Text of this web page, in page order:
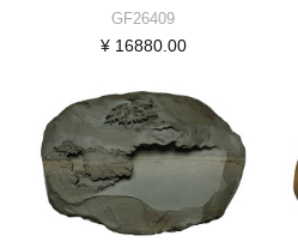
GF26409
¥ 16880.00